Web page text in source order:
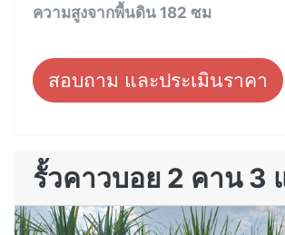
ความสูงจากพื้นดิน 182 ซม
สอบถาม และประเมินราคา
รั้วคาวบอย 2 คาน 3